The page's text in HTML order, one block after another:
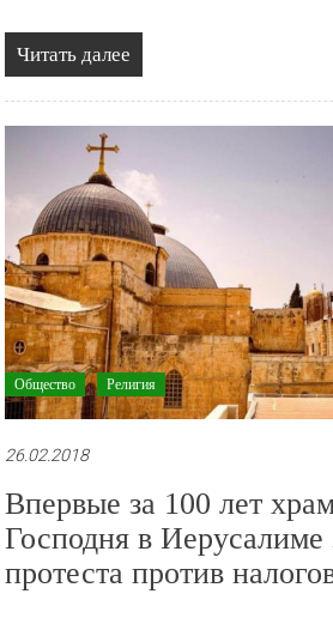
Читать далее
Общество Религия
26.02.2018
Впервые за 100 лет
Господня в Иерусалиме
протеста против